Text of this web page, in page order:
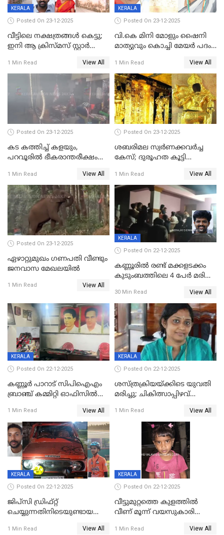
KERALA
Posted On 23-12-2025
വീട്ടിലെ നക്ഷത്രങ്ങൾ കെട്ടു;
ഇനി ആ ക്രിസ്മസ് സ്റ്റാർ
വേണ്ടിയുള്ള
പിടിവലിക്കിടയിൽ
അപ്പൂപ്പനെതിരെ പോക്സോ
കേസ് ഒടുവിൽ 4 ജീവനുകൾ
പൊലിഞ്ഞു
1 Min Read View All
KERALA
Posted On 23-12-2025
വി.കെ മിനി മോളും ഷൈനി
മാത്യുവും കൊച്ചി മേയർ പദം
മേയറാകില്ല
1 Min Read View All
Posted On 23-12-2025
കട കത്തിച്ച് കളയും,
പറവൂരില്‍ ഭീകരാന്തരീക്ഷം
1 Min Read View All
Posted On 23-12-2025
ശബരിമല സ്വര്‍ണക്കവര്‍ച്ച
കേസ്; ദുരൂഹത കൂട്ടി
1 Min Read View All
Posted On 23-12-2025
ഏഴാറ്റുമുഖം ഗണപതി വീണ്ടും
ജനവാസ മേഖലയിൽ
1 Min Read View All
KERALA
Posted On 22-12-2025
കണ്ണൂരിൽ രണ്ട് മക്കളടക്കം
കുടുംബത്തിലെ 4 പേർ മരിച്ച
30 Min Read View All
KERALA
Posted On 22-12-2025
കണ്ണൂർ പാറാട് സിപിഐഎം
ബ്രാഞ്ച് കമ്മിറ്റി ഓഫിസിൽ
ചിത്രങ്ങളടക്കം കത്തിയ
നിലയിൽ
1 Min Read View All
KERALA
Posted On 22-12-2025
ശസ്ത്രക്രിയയ്‌ക്കിടെ യുവതി
മരിച്ചു; ചികിത്സാപ്പിഴവ്
സംഭവം മാവേലിക്കരയിൽ
1 Min Read View All
KERALA
Posted On 22-12-2025
ജിപ്സി ഡ്രിഫ്റ്റ്
ചെയ്യുന്നതിനിടെയുണ്ടായ
ദാരുണാന്ത്യം; ജീപ്സി
1 Min Read View All
KERALA
Posted On 22-12-2025
വീട്ടുമുറ്റത്തെ കുളത്തിൽ
വീണ് മൂന്ന് വയസുകാരി
1 Min Read View All